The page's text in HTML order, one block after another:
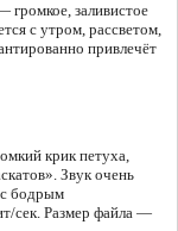
громкое, заливистое
с утром, рассветом,
привлечёт
крик петуха,
Звук очень
с бодрым
сек. Размер файла —